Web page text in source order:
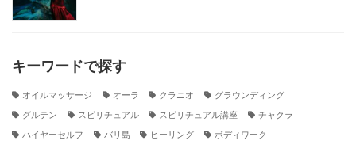
キーワードで探す
オイルマッサージ オーラ クラニオ グラウンディング
グルテン スピリチュアル スピリチュアル講座 チャクラ
ハイヤーセルフ バリ島 ヒーリング ボディワーク